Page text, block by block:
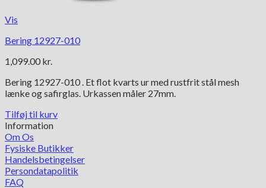
Vis
Bering 12927-010
1,099.00 kr.
Bering 12927-010 . Et flot kvarts ur med rustfrit stål mesh
lænke og safirglas. Urkassen måler 27mm.
Tilføj til kurv
Information
Om Os
Fysiske Butikker
Handelsbetingelser
Persondatapolitik
FAQ